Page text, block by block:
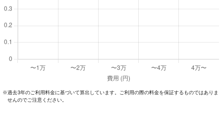
※過去3年のご利⽤料⾦に基づいて算出しています。ご利⽤の際の料⾦を保証するものではありま
せんのでご注意ください。